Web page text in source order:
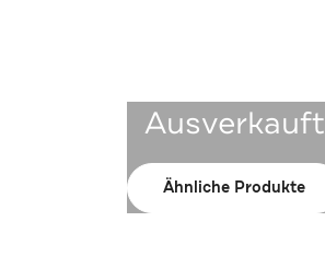
Ausverkauft
Ähnliche Produkte